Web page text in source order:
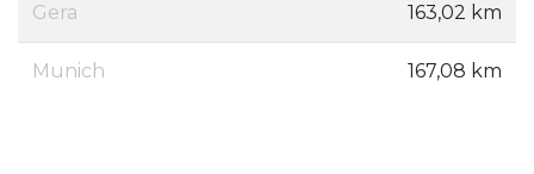
Gera 163,02 km
Munich 167,08 km